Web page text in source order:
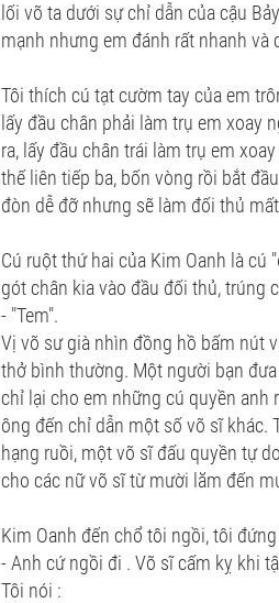
lối võ ta dưới sự chỉ dẫn của cậu
mạnh nhưng em đánh rất nhanh và
Tôi thích cú tạt cườm tay của em
lấy đầu chân phải làm trụ em xoay
ra, lấy đầu chân trái làm trụ em
thế liên tiếp ba, bốn vòng rồi bắt
đòn dễ đỡ nhưng sẽ làm đối thủ
Cú ruột thứ hai của Kim Oanh là
gót chân kia vào đầu đối thủ, trúng
- "Tem".
Vị võ sư già nhìn đồng hồ bấm nút
thở bình thường. Một người bạn
chỉ lại cho em những cú quyền anh
ông đến chỉ dẫn một số võ sĩ khác.
hạng ruồi, một võ sĩ đấu quyền tự
cho các nữ võ sĩ từ mười lăm đến
Kim Oanh đến chổ tôi ngồi, tôi
- Anh cứ ngồi đi . Võ sĩ cấm kỵ khi
Tôi nói :